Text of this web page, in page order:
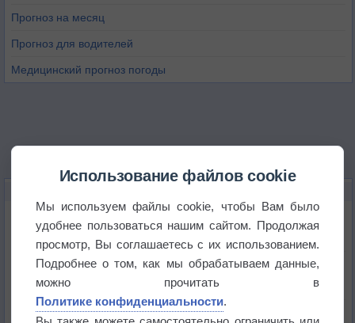
Прогноз на месяц
Прогноз для водителей
Медицинский прогноз погоды
Июль в России стал самым тёплым за всю
историю
В Центральной России наступают самые жаркие
Дневная температура воздуха в ОАЭ превысила
Использование файлов cookie
Мы используем файлы cookie, чтобы Вам было
удобнее пользоваться нашим сайтом. Продолжая
просмотр, Вы соглашаетесь с их использованием.
Подробнее о том, как мы обрабатываем данные,
можно прочитать в
Политике конфиденциальности.